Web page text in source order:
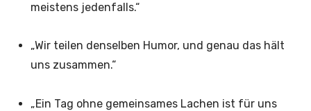
meistens jedenfalls.“
„Wir teilen denselben Humor, und genau das hält
uns zusammen.“
„Ein Tag ohne gemeinsames Lachen ist für uns